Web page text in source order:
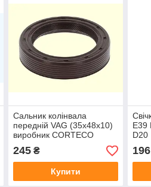
Сальник колінвала
передній VAG (35x48x10)
виробник CORTECO
Німеччина
245₴
Купити
E39
D20
D25
196